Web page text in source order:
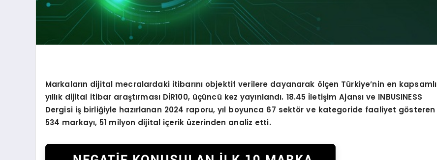
Markaların dijital mecralardaki itibarını objektif verilere dayanarak ölçen Türkiye’nin en kapsamlı
yıllık dijital itibar araştırması DİR100, üçüncü kez yayınlandı. 18.45 İletişim Ajansı ve INBUSINESS
Dergisi iş birliğiyle hazırlanan 2024 raporu, yıl boyunca 67 sektör ve kategoride faaliyet gösteren
534 markayı, 51 milyon dijital içerik üzerinden analiz etti.